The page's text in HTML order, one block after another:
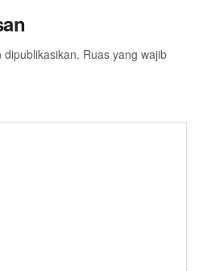
Ruas yang wajib